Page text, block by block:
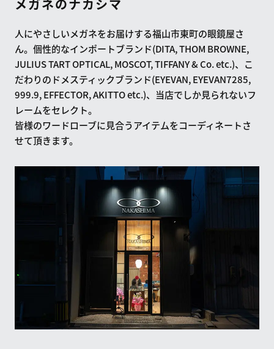
メガネのナカシマ
人にやさしいメガネをお届けする福山市東町の眼鏡屋さ
ん。個性的なインポートブランド(DITA, THOM BROWNE,
JULIUS TART OPTICAL, MOSCOT, TIFFANY & Co. etc.)、こ
だわりのドメスティックブランド(EYEVAN, EYEVAN7285,
999.9, EFFECTOR, AKITTO etc.)、当店でしか見られないフ
レームをセレクト。
皆様のワードローブに見合うアイテムをコーディネートさ
せて頂きます。